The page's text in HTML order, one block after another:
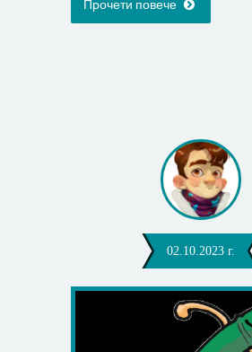
Прочети повече
02.10.2023 г.